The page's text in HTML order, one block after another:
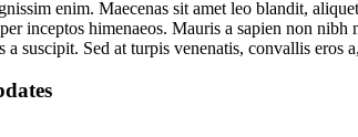
enim. Maecenas sit amet leo blandit,
inceptos himenaeos. Mauris a sapien non
suscipit. Sed at turpis venenatis, convallis eros